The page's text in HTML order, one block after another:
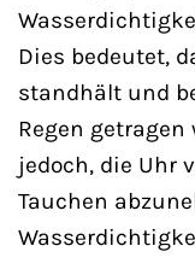
Dies bedeutet,
standhält und
Regen
jedoch, die Uhr
Tauchen